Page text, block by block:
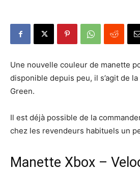
Une nouvelle couleur de manette
disponible depuis peu, il s’agit de
Green.
Il est déjà possible de la
chez les revendeurs habituels un
Manette Xbox –